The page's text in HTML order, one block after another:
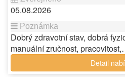
05.08.2026
Dobrý zdravotní stav, dobrá
manuální zručnost,
Detail